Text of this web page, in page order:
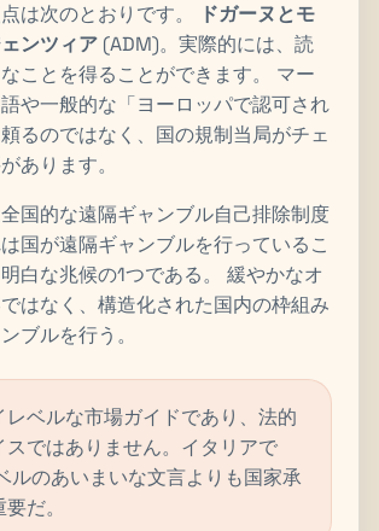
は次のとおりです。
ドガーヌとモ
ンツィア (ADM)。実際的には、読
ことを得ることができます。 マー
や一般的な「ヨーロッパで認可され
るのではなく、国の規制当局がチェ
あります。
国的な遠隔ギャンブル自己排除制度
国が遠隔ギャンブルを行っているこ
白な兆候の1つである。 緩やかなオ
はなく、構造化された国内の枠組み
ブルを行う。
レベルな市場ガイドであり、法的
スではありません。イタリアで
ルのあいまいな文言よりも国家承
だ。